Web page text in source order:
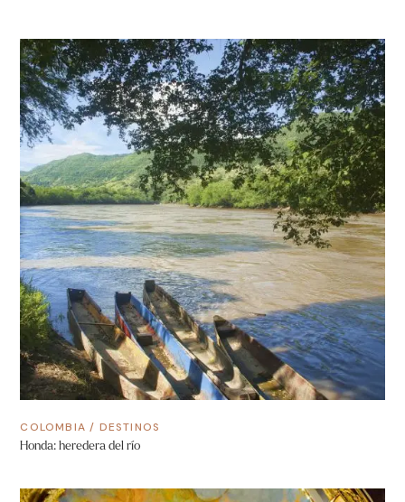
COLOMBIA / DESTINOS
Honda: heredera del río